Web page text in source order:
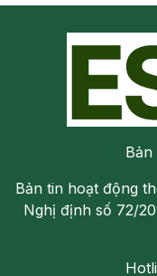
Bản
Bản tin hoạt động
Nghị định số 72/